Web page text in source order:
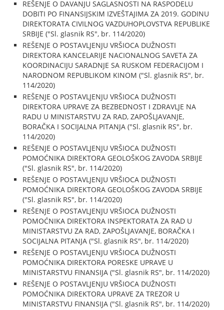
REŠENJE O DAVANJU SAGLASNOSTI NA RASPODELU
DOBITI PO FINANSIJSKIM IZVEŠTAJIMA ZA 2019. GODINU
DIREKTORATA CIVILNOG VAZDUHOPLOVSTVA REPUBLIKE
SRBIJE ("Sl. glasnik RS", br. 114/2020)
REŠENJE O POSTAVLJENJU VRŠIOCA DUŽNOSTI
DIREKTORA KANCELARIJE NACIONALNOG SAVETA ZA
KOORDINACIJU SARADNJE SA RUSKOM FEDERACIJOM I
NARODNOM REPUBLIKOM KINOM ("Sl. glasnik RS", br.
114/2020)
REŠENJE O POSTAVLJENJU VRŠIOCA DUŽNOSTI
DIREKTORA UPRAVE ZA BEZBEDNOST I ZDRAVLJE NA
RADU U MINISTARSTVU ZA RAD, ZAPOŠLJAVANJE,
BORAČKA I SOCIJALNA PITANJA ("Sl. glasnik RS", br.
114/2020)
REŠENJE O POSTAVLJENJU VRŠIOCA DUŽNOSTI
POMOĆNIKA DIREKTORA GEOLOŠKOG ZAVODA SRBIJE
("Sl. glasnik RS", br. 114/2020)
REŠENJE O POSTAVLJENJU VRŠIOCA DUŽNOSTI
POMOĆNIKA DIREKTORA GEOLOŠKOG ZAVODA SRBIJE
("Sl. glasnik RS", br. 114/2020)
REŠENJE O POSTAVLJENJU VRŠIOCA DUŽNOSTI
POMOĆNIKA DIREKTORA INSPEKTORATA ZA RAD U
MINISTARSTVU ZA RAD, ZAPOŠLJAVANJE, BORAČKA I
SOCIJALNA PITANJA ("Sl. glasnik RS", br. 114/2020)
REŠENJE O POSTAVLJENJU VRŠIOCA DUŽNOSTI
POMOĆNIKA DIREKTORA PORESKE UPRAVE U
MINISTARSTVU FINANSIJA ("Sl. glasnik RS", br. 114/2020)
REŠENJE O POSTAVLJENJU VRŠIOCA DUŽNOSTI
POMOĆNIKA DIREKTORA UPRAVE ZA TREZOR U
MINISTARSTVU FINANSIJA ("Sl. glasnik RS", br. 114/2020)